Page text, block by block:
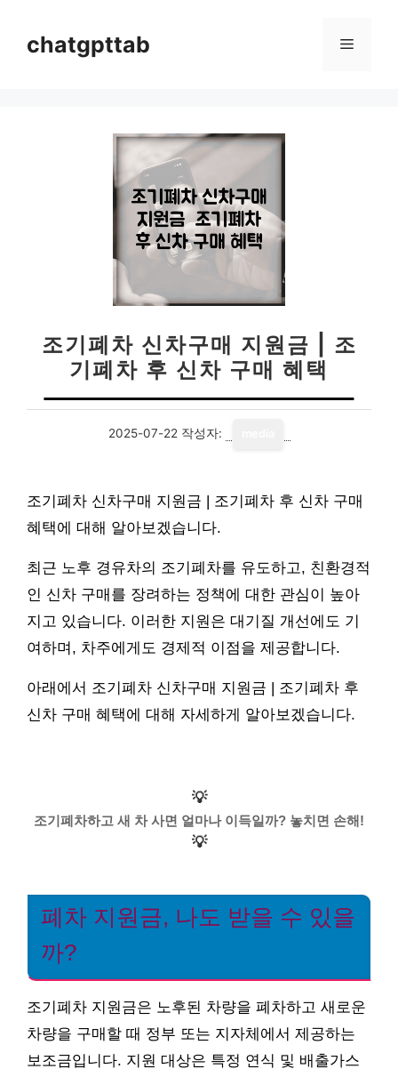
chatgpttab 메
조기폐차 신차구매 지원금 | 조
기폐차 후 신차 구매 혜택
2025-07-22 작성자:
조기폐차 신차구매 지원금 | 조기폐차 후 신차 구매
혜택에 대해 알아보겠습니다.
최근 노후 경유차의 조기폐차를 유도하고, 친환경적
인 신차 구매를 장려하는 정책에 대한 관심이 높아
지고 있습니다. 이러한 지원은 대기질 개선에도 기
여하며, 차주에게도 경제적 이점을 제공합니다.
아래에서 조기폐차 신차구매 지원금 | 조기폐차 후
신차 구매 혜택에 대해 자세하게 알아보겠습니다.
💡
조기폐차하고 새 차 사면 얼마나 이득일까? 놓치면 손해!
💡
폐차 지원금, 나도 받을 수 있을
까?
조기폐차 지원금은 노후된 차량을 폐차하고 새로운
차량을 구매할 때 정부 또는 지자체에서 제공하는
보조금입니다. 지원 대상은 특정 연식 및 배출가스